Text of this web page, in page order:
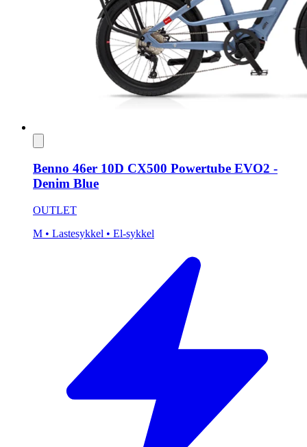
Benno 46er 10D CX500 Powertube EVO2 -
Denim Blue
OUTLET
M • Lastesykkel • El-sykkel